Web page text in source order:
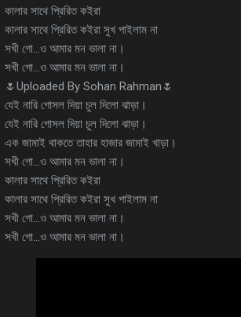
কালার সাথে প্রিরিত কইরা
কালার সাথে প্রিরিত কইরা সুখ পাইলাম না
সখী গো…ও আমার মন ভালা না।
সখী গো…ও আমার মন ভালা না।
🌷Uploaded By Sohan Rahman🌷
যেই নারি গোসল দিয়া চুল দিলো ঝাড়া।
যেই নারি গোসল দিয়া চুল দিলো ঝাড়া।
এক জামাই থাকতে তাহার হাজার জামাই খাড়া।
সখী গো…ও আমার মন ভালা না।
কালার সাথে প্রিরিত কইরা
কালার সাথে প্রিরিত কইরা সুখ পাইলাম না
সখী গো…ও আমার মন ভালা না।
সখী গো…ও আমার মন ভালা না।